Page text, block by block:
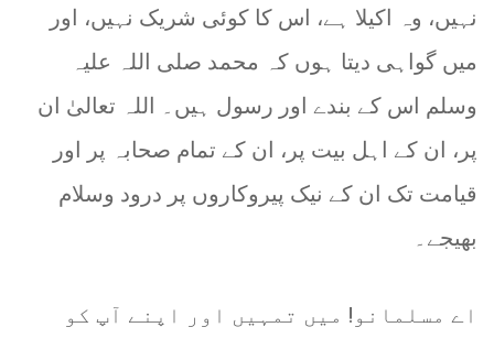
نہیں، وہ اکیلا ہے، اس کا کوئی شریک نہیں، اور
میں گواہی دیتا ہوں کہ محمد صلی اللہ علیہ
وسلم اس کے بندے اور رسول ہیں۔ اللہ تعالیٰ ان
پر، ان کے اہل بیت پر، ان کے تمام صحابہ پر اور
قیامت تک ان کے نیک پیروکاروں پر درود وسلام
بھیجے۔
اے مسلمانو! میں تمہیں اور اپنے آپ کو